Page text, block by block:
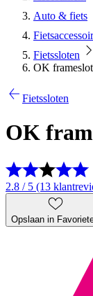
Auto & fiets
Fietssloten
OK frameslot
Fietssloten
OK
2.8 / 5 (13
Opslaan in